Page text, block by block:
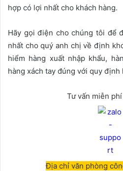
hợp có lợi nhất cho khách hàng.
Hãy gọi điện cho chúng tôi để
nhất cho quý anh chị về định
hiểm hàng xuất nhập khẩu,
hàng xách tay đúng với quy định
Tư vấn miễn
Địa chỉ văn phòng